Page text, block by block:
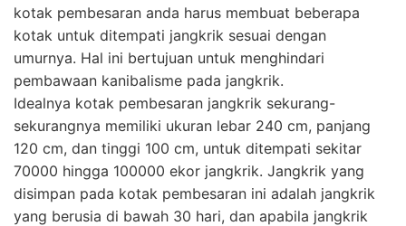
kotak pembesaran anda harus membuat beberapa
kotak untuk ditempati jangkrik sesuai dengan
umurnya. Hal ini bertujuan untuk menghindari
pembawaan kanibalisme pada jangkrik.
Idealnya kotak pembesaran jangkrik sekurang-
sekurangnya memiliki ukuran lebar 240 cm, panjang
120 cm, dan tinggi 100 cm, untuk ditempati sekitar
70000 hingga 100000 ekor jangkrik. Jangkrik yang
disimpan pada kotak pembesaran ini adalah jangkrik
yang berusia di bawah 30 hari, dan apabila jangkrik